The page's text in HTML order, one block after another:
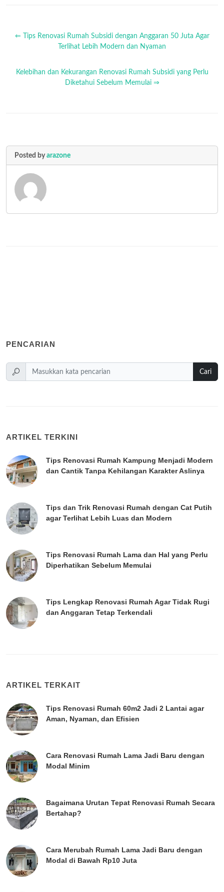
⇐ Tips Renovasi Rumah Subsidi dengan Anggaran 50 Juta Agar
Terlihat Lebih Modern dan Nyaman
Kelebihan dan Kekurangan Renovasi Rumah Subsidi yang Perlu
Diketahui Sebelum Memulai ⇒
Posted byarazone
PENCARIAN
Cari
ARTIKEL TERKINI
Tips Renovasi Rumah Kampung Menjadi Modern
dan Cantik Tanpa Kehilangan Karakter Aslinya
Tips dan Trik Renovasi Rumah dengan Cat Putih
agar Terlihat Lebih Luas dan Modern
Tips Renovasi Rumah Lama dan Hal yang Perlu
Diperhatikan Sebelum Memulai
Tips Lengkap Renovasi Rumah Agar Tidak Rugi
dan Anggaran Tetap Terkendali
ARTIKEL TERKAIT
Tips Renovasi Rumah 60m2 Jadi 2 Lantai agar
Aman, Nyaman, dan Efisien
Cara Renovasi Rumah Lama Jadi Baru dengan
Modal Minim
Bagaimana Urutan Tepat Renovasi Rumah Secara
Bertahap?
Cara Merubah Rumah Lama Jadi Baru dengan
Modal di Bawah Rp10 Juta